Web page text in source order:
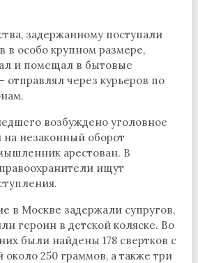
задержанному поступали
в особо крупном размере,
и помещал в бытовые
отправлял через курьеров по
возбуждено уголовное
незаконный оборот
арестован. В
ищут
в Москве задержали супругов,
героин в детской коляске. Во
были найдены 178 свертков с
250 граммов, а также три